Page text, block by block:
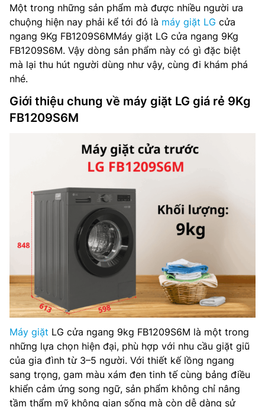
Một trong những sản phẩm mà được nhiều người ưa
chuộng hiện nay phải kể tới đó là máy giặt LG cửa
ngang 9Kg FB1209S6MMáy giặt LG cửa ngang 9Kg
FB1209S6M. Vậy dòng sản phẩm này có gì đặc biệt
mà lại thu hút người dùng như vậy, cùng đi khám phá
nhé.
Giới thiệu chung về máy giặt LG giá rẻ 9Kg
FB1209S6M
Máy giặt LG cửa ngang 9kg FB1209S6M là một trong
những lựa chọn hiện đại, phù hợp với nhu cầu giặt giũ
của gia đình từ 3–5 người. Với thiết kế lồng ngang
sang trọng, gam màu xám đen tinh tế cùng bảng điều
khiển cảm ứng song ngữ, sản phẩm không chỉ nâng
tầm thẩm mỹ không gian sống mà còn dễ dàng sử